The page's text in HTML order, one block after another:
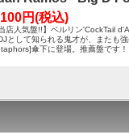
円(税込)
当店人気盤!!】ベルリン'CockTail
として知られる鬼才が、またも
傘下に登場。推薦盤です！